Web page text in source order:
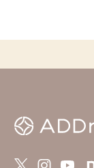
約状況カレンダー